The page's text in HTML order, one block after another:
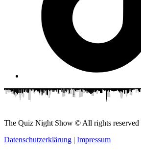
The Quiz Night Show © All rights reserved
Datenschutzerklärung | Impressum